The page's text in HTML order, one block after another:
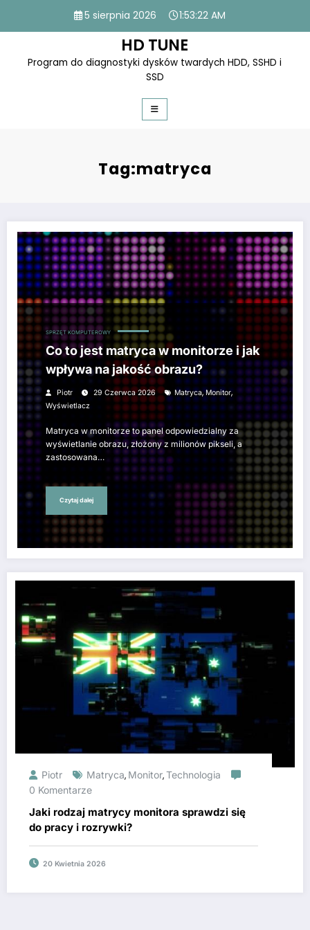
content
5 sierpnia 2026 1:53:22 AM
HD TUNE
Program do diagnostyki dysków twardych HDD, SSHD i
SSD
Tag:matryca
SPRZĘT KOMPUTEROWY
Co to jest matryca w monitorze i jak
wpływa na jakość obrazu?
Piotr 29 Czerwca 2026 Matryca,Monitor,
Wyświetlacz
Matryca w monitorze to panel odpowiedzialny za
wyświetlanie obrazu, złożony z milionów pikseli, a
zastosowana…
Czytaj dalej
Piotr Matryca, Monitor,Technologia
0 Komentarze
Jaki rodzaj matrycy monitora sprawdzi się
do pracy i rozrywki?
20 Kwietnia 2026